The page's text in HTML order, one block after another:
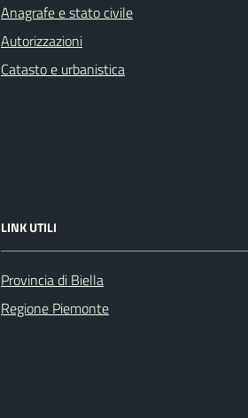
Anagrafe e stato civile
Autorizzazioni
Catasto e urbanistica
LINK UTILI
Provincia di Biella
Regione Piemonte